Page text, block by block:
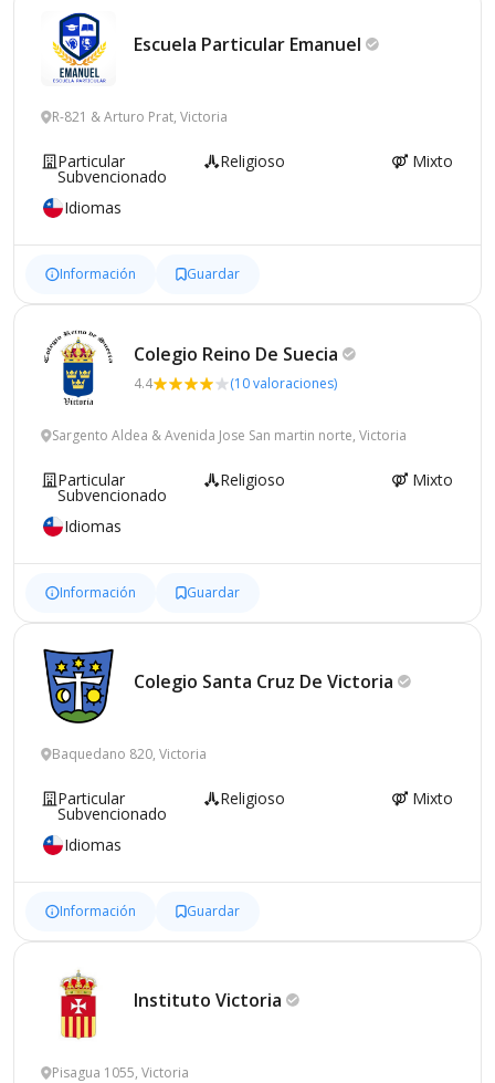
Escuela Particular Emanuel
R-821 & Arturo Prat, Victoria
Particular
Subvencionado
Religioso Mixto
Idiomas
Información Guardar
Colegio Reino De Suecia
4.4 (10 valoraciones)
Sargento Aldea & Avenida Jose San martin norte, Victoria
Particular
Subvencionado
Religioso Mixto
Idiomas
Información Guardar
Colegio Santa Cruz De Victoria
Baquedano 820, Victoria
Particular
Subvencionado
Religioso Mixto
Idiomas
Información Guardar
Instituto Victoria
Pisagua 1055, Victoria